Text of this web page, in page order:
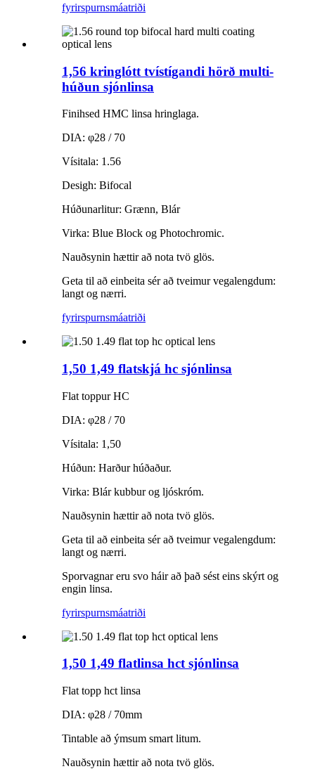
fyrirspurnsmáatriði
1,56 kringlótt tvístígandi hörð multi-
húðun sjónlinsa
Finihsed HMC linsa hringlaga.
DIA: φ28 / 70
Vísitala: 1.56
Desigh: Bifocal
Húðunarlitur: Grænn, Blár
Virka: Blue Block og Photochromic.
Nauðsynin hættir að nota tvö glös.
Geta til að einbeita sér að tveimur vegalengdum:
langt og nærri.
fyrirspurnsmáatriði
1,50 1,49 flatskjá hc sjónlinsa
Flat toppur HC
DIA: φ28 / 70
Vísitala: 1,50
Húðun: Harður húðaður.
Virka: Blár kubbur og ljóskróm.
Nauðsynin hættir að nota tvö glös.
Geta til að einbeita sér að tveimur vegalengdum:
langt og nærri.
Sporvagnar eru svo háir að það sést eins skýrt og
engin linsa.
fyrirspurnsmáatriði
1,50 1,49 flatlinsa hct sjónlinsa
Flat topp hct linsa
DIA: φ28 / 70mm
Tintable að ýmsum smart litum.
Nauðsynin hættir að nota tvö glös.